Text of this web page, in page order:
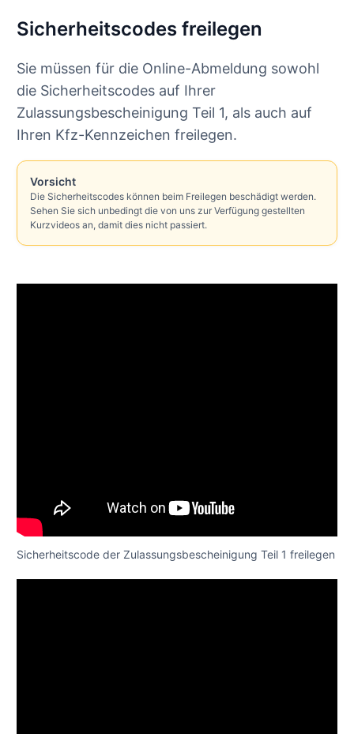
Sicherheitscodes freilegen
Sie müssen für die Online-Abmeldung sowohl
die Sicherheitscodes auf Ihrer
Zulassungsbescheinigung Teil 1, als auch auf
Ihren Kfz-Kennzeichen freilegen.
Vorsicht
Die Sicherheitscodes können beim Freilegen beschädigt werden.
Sehen Sie sich unbedingt die von uns zur Verfügung gestellten
Kurzvideos an, damit dies nicht passiert.
Sicherheitscode der Zulassungsbescheinigung Teil 1 freilegen